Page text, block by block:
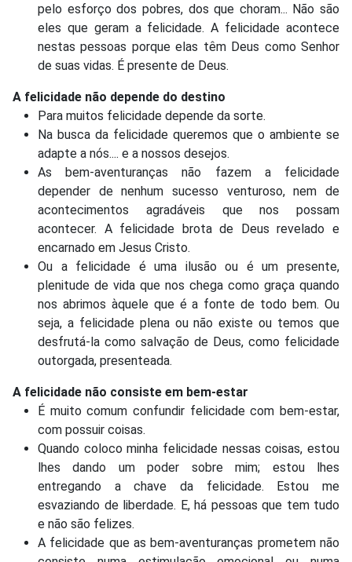
pelo esforço dos pobres, dos que choram... Não são
eles que geram a felicidade. A felicidade acontece
nestas pessoas porque elas têm Deus como Senhor
de suas vidas. É presente de Deus.
A felicidade não depende do destino
Para muitos felicidade depende da sorte.
Na busca da felicidade queremos que o ambiente se
adapte a nós.... e a nossos desejos.
As bem-aventuranças não fazem a felicidade
depender de nenhum sucesso venturoso, nem de
acontecimentos agradáveis que nos possam
acontecer. A felicidade brota de Deus revelado e
encarnado em Jesus Cristo.
Ou a felicidade é uma ilusão ou é um presente,
plenitude de vida que nos chega como graça quando
nos abrimos àquele que é a fonte de todo bem. Ou
seja, a felicidade plena ou não existe ou temos que
desfrutá-la como salvação de Deus, como felicidade
outorgada, presenteada.
A felicidade não consiste em bem-estar
É muito comum confundir felicidade com bem-estar,
com possuir coisas.
Quando coloco minha felicidade nessas coisas, estou
lhes dando um poder sobre mim; estou lhes
entregando a chave da felicidade. Estou me
esvaziando de liberdade. E, há pessoas que tem tudo
e não são felizes.
A felicidade que as bem-aventuranças prometem não